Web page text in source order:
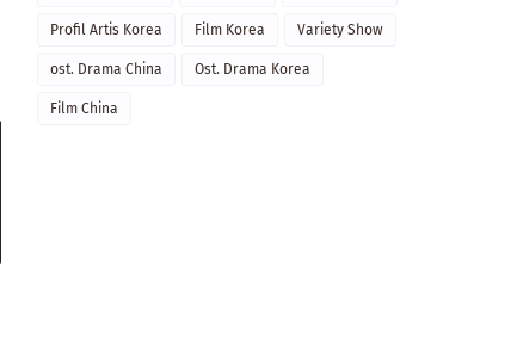
Profil Artis Korea Film Korea Variety Show
ost. Drama China Ost. Drama Korea
Film China